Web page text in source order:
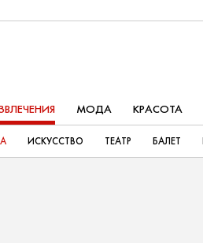
МОДА КРАСОТА
ИСКУССТВО ТЕАТР БАЛЕТ